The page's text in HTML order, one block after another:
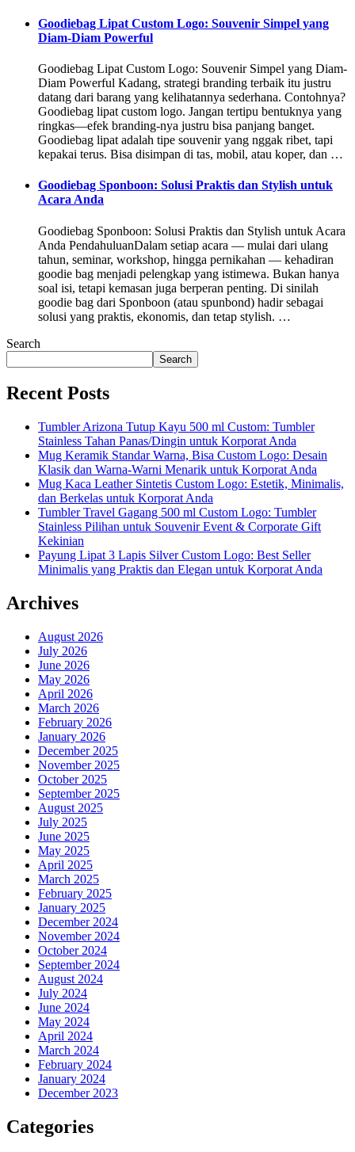
Goodiebag Lipat Custom Logo: Souvenir Simpel yang
Diam-Diam Powerful
Goodiebag Lipat Custom Logo: Souvenir Simpel yang Diam-
Diam Powerful Kadang, strategi branding terbaik itu justru
datang dari barang yang kelihatannya sederhana. Contohnya?
Goodiebag lipat custom logo. Jangan tertipu bentuknya yang
ringkas—efek branding-nya justru bisa panjang banget.
Goodiebag lipat adalah tipe souvenir yang nggak ribet, tapi
kepakai terus. Bisa disimpan di tas, mobil, atau koper, dan …
Goodiebag Sponboon: Solusi Praktis dan Stylish untuk
Acara Anda
Goodiebag Sponboon: Solusi Praktis dan Stylish untuk Acara
Anda PendahuluanDalam setiap acara — mulai dari ulang
tahun, seminar, workshop, hingga pernikahan — kehadiran
goodie bag menjadi pelengkap yang istimewa. Bukan hanya
soal isi, tetapi kemasan juga berperan penting. Di sinilah
goodie bag dari Sponboon (atau spunbond) hadir sebagai
solusi yang praktis, ekonomis, dan tetap stylish. …
Search
Search
Recent Posts
Tumbler Arizona Tutup Kayu 500 ml Custom: Tumbler
Stainless Tahan Panas/Dingin untuk Korporat Anda
Mug Keramik Standar Warna, Bisa Custom Logo: Desain
Klasik dan Warna-Warni Menarik untuk Korporat Anda
Mug Kaca Leather Sintetis Custom Logo: Estetik, Minimalis,
dan Berkelas untuk Korporat Anda
Tumbler Travel Gagang 500 ml Custom Logo: Tumbler
Stainless Pilihan untuk Souvenir Event & Corporate Gift
Kekinian
Payung Lipat 3 Lapis Silver Custom Logo: Best Seller
Minimalis yang Praktis dan Elegan untuk Korporat Anda
Archives
August 2026
July 2026
June 2026
May 2026
April 2026
March 2026
February 2026
January 2026
December 2025
November 2025
October 2025
September 2025
August 2025
July 2025
June 2025
May 2025
April 2025
March 2025
February 2025
January 2025
December 2024
November 2024
October 2024
September 2024
August 2024
July 2024
June 2024
May 2024
April 2024
March 2024
February 2024
January 2024
December 2023
Categories